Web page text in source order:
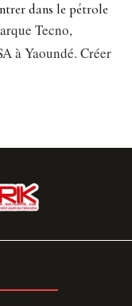
dans le pétrole
Tecno,
à Yaoundé. Créer